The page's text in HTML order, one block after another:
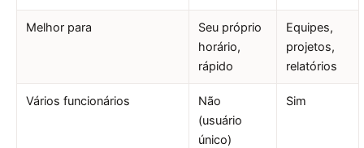
Melhor para
Seu próprio
horário,
rápido
Equipes,
projetos,
relatórios
Vários funcionários
Não
(usuário
único)
Sim